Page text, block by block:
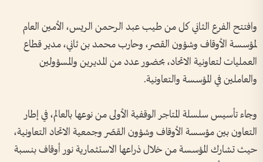
وافتتح الفرع الثاني كل من طيب عبد الرحمن الريس، الأمين العام
لمؤسسة الأوقاف وشؤون القصر، وحارب محمد بن ثاني، مدير قطاع
العمليات لتعاونية الاتحاد، بحضور عدد من المديرين والمسؤولين
والعاملين في المؤسسة والتعاونية.
وجاء تأسيس سلسلة المتاجر الوقفية الأولى من نوعها بالعالم، في إطار
التعاون بين مؤسسة الأوقاف وشؤون القصّر وجمعية الاتحاد التعاونية،
حيث تشارك المؤسسة من خلال ذراعها الاستثمارية نور أوقاف بنسبة